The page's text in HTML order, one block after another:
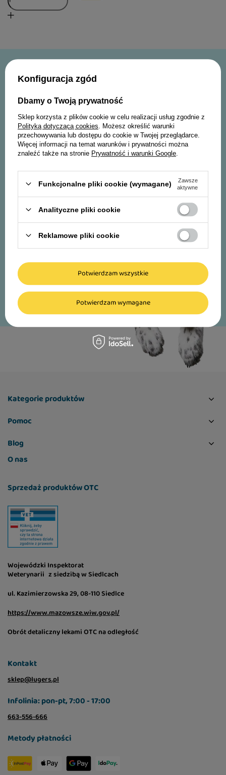
-10%
Zapisz się do newslettera i odbierz rabat* na
swoje pierwsze zakupy!
Imię i nazwisko:
Adres e-mail:
Akceptujęregulaminwraz zpolityką prywatności.
* Rabaty nie łączą się
Zapisz się
Kategorie produktów
Pomoc
Blog
O nas
Sprzedaż produktów OTC
Wojewódzki Inspektorat
Weterynarii z siedzibą w Siedlcach
ul. Kazimierzowska 29, 08-110 Siedlce
https://www.mazowsze.wiw.gov.pl/
Obrót detaliczny lekami OTC na odległość
Kontakt
sklep@lugers.pl
Infolinia: pon-pt, 7:00 - 17:00
663-556-666
Metody płatności
Konfiguracja zgód
Dbamy o Twoją prywatność
Sklep korzysta z plików cookie w celu realizacji usług zgodnie z
Polityką dotyczącą cookies . Możesz określić warunki
przechowywania lub dostępu do cookie w Twojej przeglądarce.
Więcej informacji na temat warunków i prywatności można
znaleźć także na stronie Prywatność i warunki Google
Funkcjonalne pliki cookie (wymagane)
Zawsze
aktywne
Analityczne pliki cookie
Reklamowe pliki cookie
Potwierdzam wymagane
Potwierdzam wszystkie